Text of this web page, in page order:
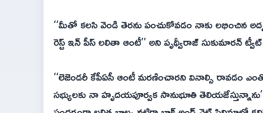
‘‘మీతో కలసి వెండి తెరను పంచుకోవడం నాకు లభించిన
రెస్ట్ ఇన్ పీస్ లలితా ఆంటీ’’ అని పృథ్వీరాజ్ సుకుమారన్
‘‘లెజెండరీ కేపీఏసీ ఆంటీ మరణించారని వినాల్సి రావడం
సభ్యులకు నా హృదయపూర్వక సానుభూతి